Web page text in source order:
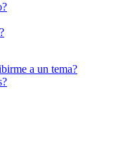
a un tema?